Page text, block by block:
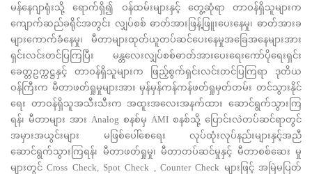
မန်နေဂျာရုံးသို့ ရောက်ရှိ၍ ဝန်ထမ်းများနှင့် တွေ့ဆုံရာ တာဝန်ရှိသူများက
ကျောက်ဆည်ခရိုင်အတွင်း လျှပ်စစ် ဓာတ်အားဖြန့်ဖြူးပေးနေမှု၊ ဓာတ်အားခ
များကောက်ခံနေမှု၊ မီတာများထုတ်ယူတပ်ဆင်ပေးနေမှုအခြေအနေများအား
ရှင်းလင်းတင်ပြကြပြီး မန္တလေးလျှပ်စစ်ဓာတ်အားပေးရေးကော်ပိုရေးရှင်း
ခေတ္တဥက္ကဋ္ဌနှင့် တာဝန်ရှိသူများက ဖြည့်စွက်ရှင်းလင်းတင်ပြကြရာ ဒုတိယ
ဝန်ကြီးက မီတာဖတ်ရှုမှုများအား မှန်မှန်ကန်ကန်ဖတ်ရှုမှတ်တမ်း တင်သွားနိုင်
ရေး တာဝန်ရှိသူအသီးသီးက အထူးအလေးအနက်ထား ဆောင်ရွက်သွားကြ
ရန်၊ မီတာများ အား Analog စနစ်မှ AMI စနစ်သို့ ပြောင်းလဲတပ်ဆင်ရာတွင်
အမှားအယွင်းများ မဖြစ်ပေါ်စေရေး လုပ်ထုံးလုပ်နည်းများနှင့်အညီ
ဆောင်ရွက်သွားကြရန်၊ မီတာဖတ်ရှုမှု၊ မီတာတပ်ဆင်မှုနှင့် မီတာစစ်ဆေး မှု
များတွင် ‌Cross Check, Spot Check , Counter Check များဖြင့် အမြဲမပြတ်